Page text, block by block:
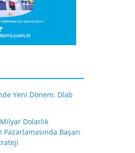
Yeni Dönem: Dlab
Dolarlık
Başarı